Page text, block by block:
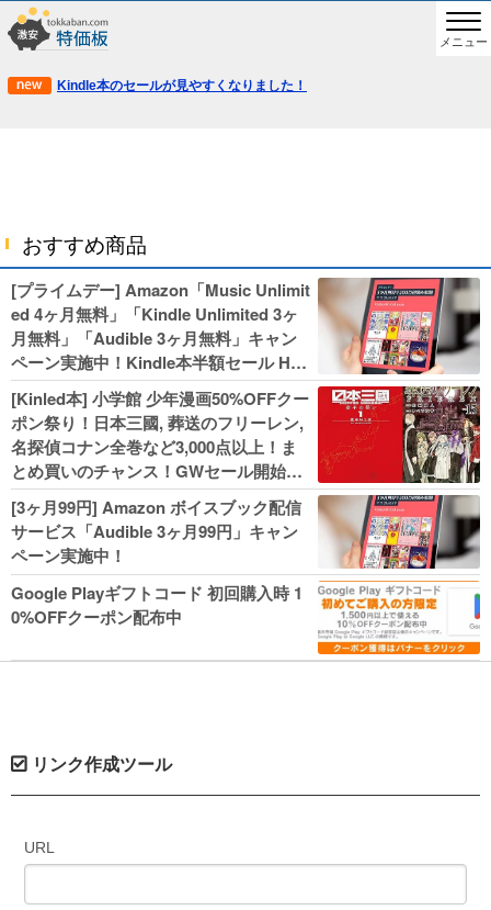
メニュー
Kindle本のセールが見やすくなりました！
おすすめ商品
[プライムデー] Amazon「Music Unlimit
ed 4ヶ月無料」「Kindle Unlimited 3ヶ
月無料」「Audible 3ヶ月無料」キャン
ペーン実施中！Kindle本半額セール HU
NTER×HUNTERなど集英社、無職転生,
幼女戦記などKADOKAWA、キャプテン
翼100円セールも！
[Kinled本] 小学館 少年漫画50%OFFクー
ポン祭り！日本三國, 葬送のフリーレン,
名探偵コナン全巻など3,000点以上！ま
とめ買いのチャンス！GWセール開始！
人気コミック多数 カドカワ祭やIT関連本
がセールに！
[3ヶ月99円] Amazon ボイスブック配信
サービス「Audible 3ヶ月99円」キャン
ペーン実施中！
Google Playギフトコード 初回購入時 1
0%OFFクーポン配布中
リンク作成ツール
URL